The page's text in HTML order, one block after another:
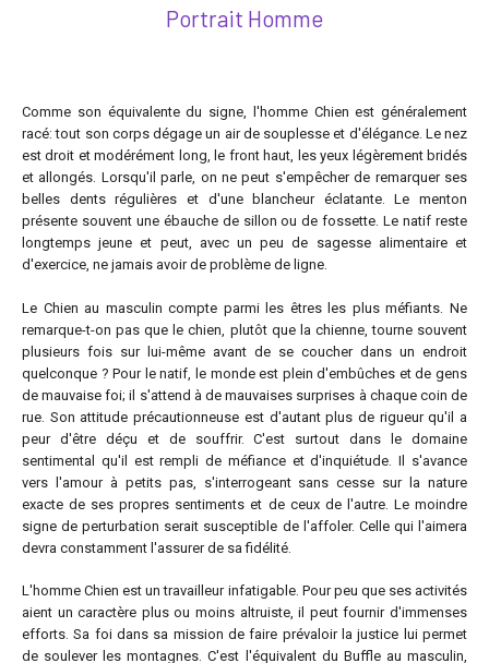
Portrait Homme
Comme son équivalente du signe, l'homme Chien est généralement
racé: tout son corps dégage un air de souplesse et d'élégance. Le nez
est droit et modérément long, le front haut, les yeux légèrement bridés
et allongés. Lorsqu'il parle, on ne peut s'empêcher de remarquer ses
belles dents régulières et d'une blancheur éclatante. Le menton
présente souvent une ébauche de sillon ou de fossette. Le natif reste
longtemps jeune et peut, avec un peu de sagesse alimentaire et
d'exercice, ne jamais avoir de problème de ligne.
Le Chien au masculin compte parmi les êtres les plus méfiants. Ne
remarque-t-on pas que le chien, plutôt que la chienne, tourne souvent
plusieurs fois sur lui-même avant de se coucher dans un endroit
quelconque ? Pour le natif, le monde est plein d'embûches et de gens
de mauvaise foi; il s'attend à de mauvaises surprises à chaque coin de
rue. Son attitude précautionneuse est d'autant plus de rigueur qu'il a
peur d'être déçu et de souffrir. C'est surtout dans le domaine
sentimental qu'il est rempli de méfiance et d'inquiétude. Il s'avance
vers l'amour à petits pas, s'interrogeant sans cesse sur la nature
exacte de ses propres sentiments et de ceux de l'autre. Le moindre
signe de perturbation serait susceptible de l'affoler. Celle qui l'aimera
devra constamment l'assurer de sa fidélité.
L'homme Chien est un travailleur infatigable. Pour peu que ses activités
aient un caractère plus ou moins altruiste, il peut fournir d'immenses
efforts. Sa foi dans sa mission de faire prévaloir la justice lui permet
de soulever les montagnes. C'est l'équivalent du Buffle au masculin,